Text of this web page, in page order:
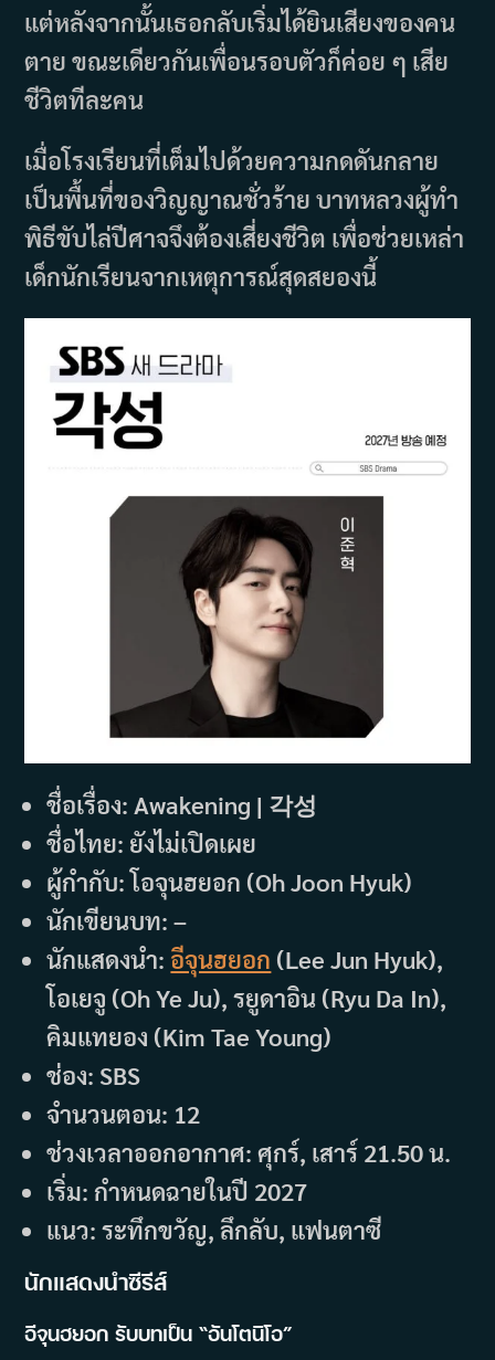
แต่หลังจากนั้นเธอกลับเริ่มได้ยินเสียงของคน
ตาย ขณะเดียวกันเพื่อนรอบตัวก็ค่อย ๆ เสีย
ชีวิตทีละคน
เมื่อโรงเรียนที่เต็มไปด้วยความกดดันกลาย
เป็นพื้นที่ของวิญญาณชั่วร้าย บาทหลวงผู้ทำ
พิธีขับไล่ปีศาจจึงต้องเสี่ยงชีวิต เพื่อช่วยเหล่า
เด็กนักเรียนจากเหตุการณ์สุดสยองนี้
ชื่อเรื่อง: Awakening | 각성
ชื่อไทย: ยังไม่เปิดเผย
ผู้กำกับ: โอจุนฮยอก (Oh Joon Hyuk)
นักเขียนบท: –
นักแสดงนำ: อีจุนฮยอก (Lee Jun Hyuk),
โอเยจู (Oh Ye Ju), รยูดาอิน (Ryu Da In),
คิมแทยอง (Kim Tae Young)
ช่อง: SBS
จำนวนตอน: 12
ช่วงเวลาออกอากาศ: ศุกร์, เสาร์ 21.50 น.
เริ่ม: กำหนดฉายในปี 2027
แนว: ระทึกขวัญ, ลึกลับ, แฟนตาซี
นักแสดงนำซีรีส์
อีจุนฮยอก รับบทเป็น “อันโตนิโอ”